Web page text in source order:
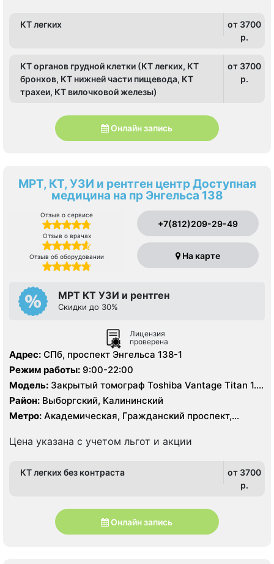
КТ легких
от 3700
p.
КТ органов грудной клетки (КТ легких, КТ
бронхов, КТ нижней части пищевода, КТ
трахеи, КТ вилочковой железы)
от 3700
p.
Онлайн запись
МРТ, КТ, УЗИ и рентген центр Доступная
медицина на пр Энгельса 138
Отзыв о сервисе
Отзыв о врачах
Отзыв об оборудовании
+7(812)209-29-49
На карте
МРТ КТ УЗИ и рентген
Скидки до 30%
Лицензия
проверена
Адрес: СПб, проспект Энгельса 138-1
Режим работы: 9:00-22:00
Модель: Закрытый томограф Toshiba Vantage Titan 1.5
Тесла, КТ Toshiba Aquilion CX 64 среза, УЗИ
экспертного класса, рентген
Район: Выборгский, Калининский
Метро: Академическая, Гражданский проспект,
Политехническая, Проспект Просвещения
Цена указана с учетом льгот и акции
КТ легких без контраста
от 3700
p.
Онлайн запись